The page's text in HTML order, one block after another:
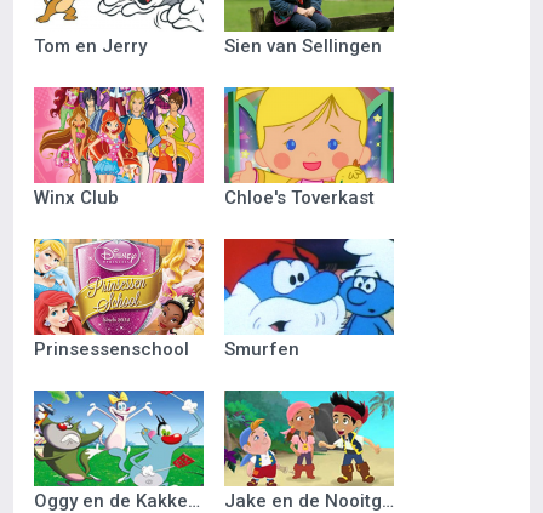
Tom en Jerry Sien van Sellingen
Winx Club Chloe's Toverkast
Prinsessenschool Smurfen
Oggy en de Kakkerlakken Jake en de Nooitgedacht Piraten